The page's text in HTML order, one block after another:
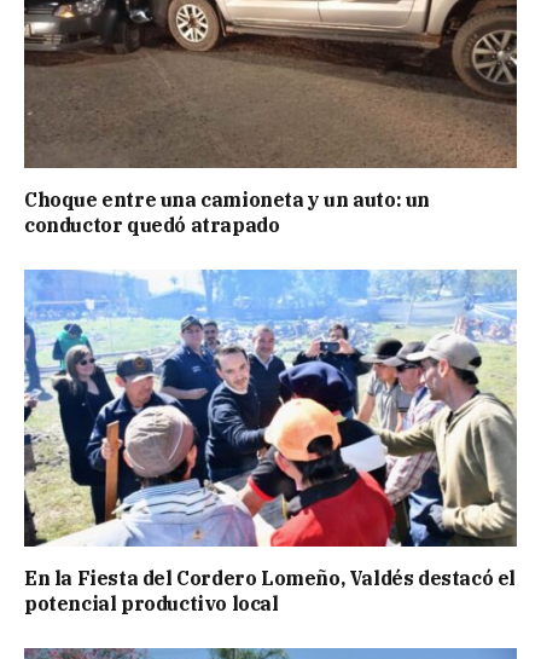
Choque entre una camioneta y un auto: un
conductor quedó atrapado
En la Fiesta del Cordero Lomeño, Valdés destacó el
potencial productivo local